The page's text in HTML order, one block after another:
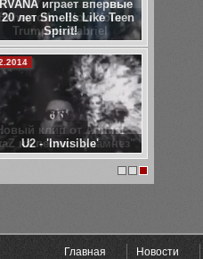
- Blow Your
Trumpets Gabriel
клип от Animal
на песню "Анамнез"
Главная Новости